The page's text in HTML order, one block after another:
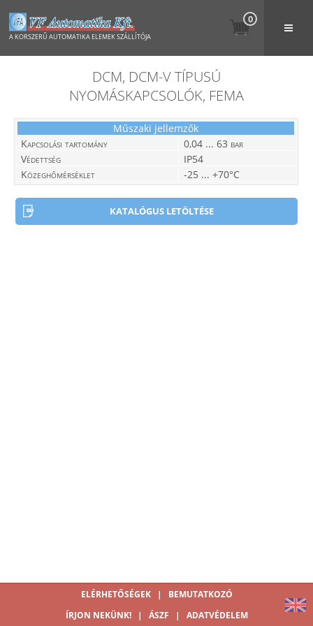
A KORSZERŰ AUTOMATIKA ELEMEK SZÁLLÍTÓJA
0
DCM, DCM-V TÍPUSÚ
NYOMÁSKAPCSOLÓK, FEMA
Műszaki jellemzők
Kapcsolási tartomány
0,04 ... 63 bar
Védettség
IP54
Közeghőmérséklet
-25 ... +70°C
KATALÓGUS LETÖLTÉSE
ELÉRHETŐSÉGEK |
BEMUTATKOZÓ
ÍRJON NEKÜNK!
| ÁSZF | ADATVÉDELEM